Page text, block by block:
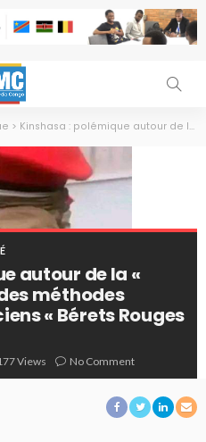
> Kinshasa : polémique autour de la « Force du Progrès », des méthodes comparées aux anciens « Bérets Rouges »
autour de la «
méthodes
« Bérets Rouges
Views No Comment